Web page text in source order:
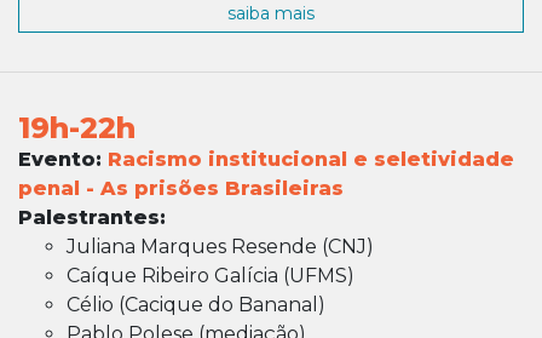
saiba mais
19h-22h
Evento: Racismo institucional e seletividade
penal - As prisões Brasileiras
Palestrantes:
Juliana Marques Resende (CNJ)
Caíque Ribeiro Galícia (UFMS)
Célio (Cacique do Bananal)
Pablo Polese (mediação)